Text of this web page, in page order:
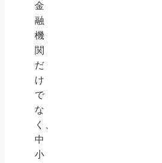
金
融
機
関
だ
け
で
な
く、
中
小